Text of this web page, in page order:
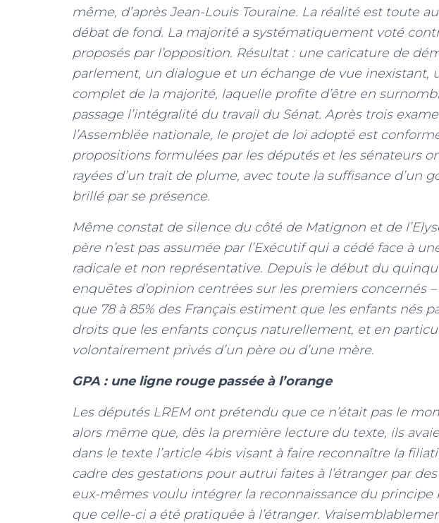
même, d’après Jean-Louis Touraine. La réalité est toute
débat de fond. La majorité a systématiquement voté
proposés par l’opposition. Résultat : une caricature de
parlement, un dialogue et un échange de vue inexistant,
complet de la majorité, laquelle profite d’être en
passage l’intégralité du travail du Sénat. Après trois
l’Assemblée nationale, le projet de loi adopté est
propositions formulées par les députés et les sénateurs
rayées d’un trait de plume, avec toute la suffisance d’un
brillé par se présence.
Même constat de silence du côté de Matignon et de
père n’est pas assumée par l’Exécutif qui a cédé face à
radicale et non représentative. Depuis le début du
enquêtes d’opinion centrées sur les premiers concernés
que 78 à 85% des Français estiment que les enfants nés
droits que les enfants conçus naturellement, et en
volontairement privés d’un père ou d’une mère.
GPA : une ligne rouge passée à l’orange
Les députés LREM ont prétendu que ce n’était pas le
alors même que, dès la première lecture du texte, ils
dans le texte l’article 4bis visant à faire reconnaître la
cadre des gestations pour autrui faites à l’étranger par
eux-mêmes voulu intégrer la reconnaissance du principe
que celle-ci a été pratiquée à l’étranger.